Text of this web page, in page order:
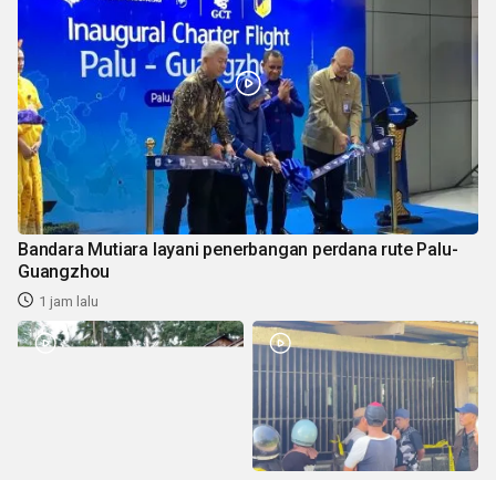
Bandara Mutiara layani penerbangan perdana rute Palu-
Guangzhou
1 jam lalu